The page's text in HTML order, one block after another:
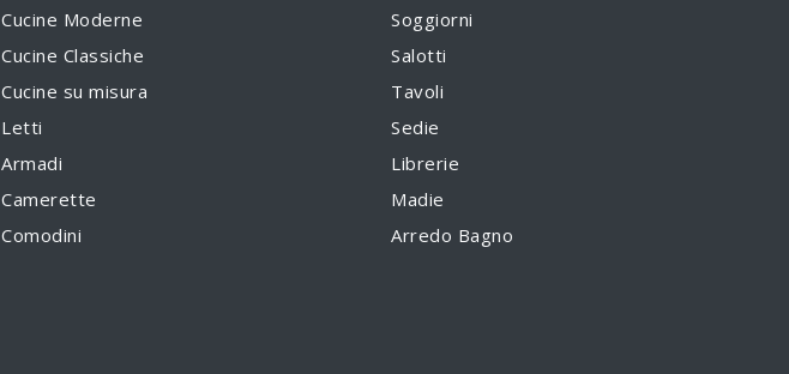
Cucine Moderne
Cucine Classiche
Cucine su misura
Letti
Armadi
Camerette
Comodini
Soggiorni
Salotti
Tavoli
Sedie
Librerie
Madie
Arredo Bagno